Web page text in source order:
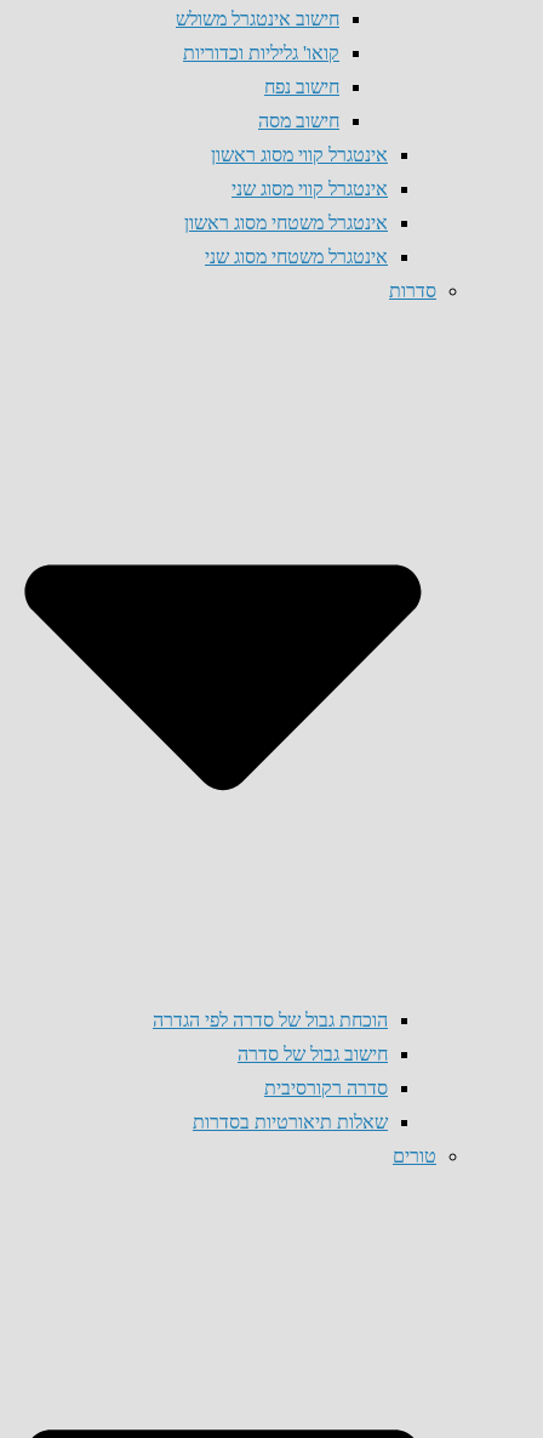
חישוב אינטגרל משולש
קואו' גליליות וכדוריות
חישוב נפח
חישוב מסה
אינטגרל קווי מסוג ראשון
אינטגרל קווי מסוג שני
אינטגרל משטחי מסוג ראשון
אינטגרל משטחי מסוג שני
סדרות
הוכחת גבול של סדרה לפי הגדרה
חישוב גבול של סדרה
סדרה רקורסיבית
שאלות תיאורטיות בסדרות
טורים